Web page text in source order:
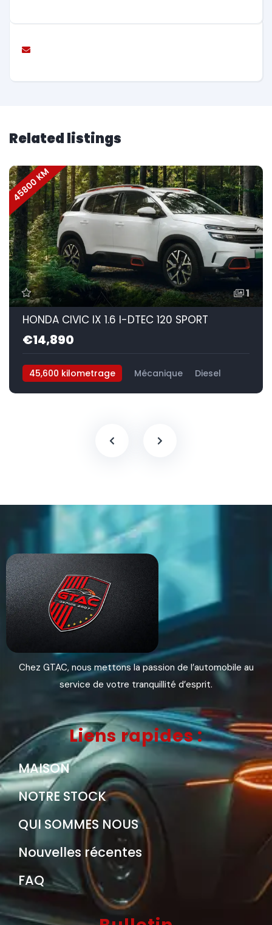
Related listings
45800 KM
1
HONDA CIVIC IX 1.6 I-DTEC 120 SPORT
€14,890
45,600 kilometrage Mécanique Diesel
Chez GTAC, nous mettons la passion de l’automobile au
service de votre tranquillité d’esprit.
Liens rapides :
MAISON
NOTRE STOCK
QUI SOMMES NOUS
Nouvelles récentes
FAQ